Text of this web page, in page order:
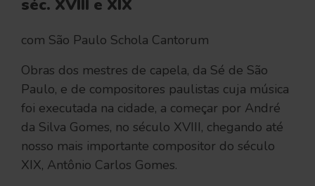
séc. XVIII e XIX
com São Paulo Schola Cantorum
Obras dos mestres de capela, da Sé de São
Paulo, e de compositores paulistas cuja música
foi executada na cidade, a começar por André
da Silva Gomes, no século XVIII, chegando até
nosso mais importante compositor do século
XIX, Antônio Carlos Gomes.